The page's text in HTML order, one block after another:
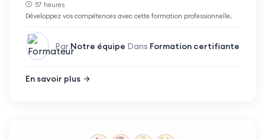
57 heures
Développez vos compétences avec cette formation professionnelle.
Par Notre équipe Dans Formation certifiante
En savoir plus